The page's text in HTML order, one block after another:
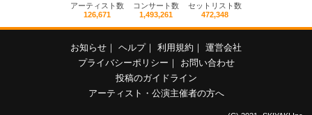
アーティスト数
126,671
コンサート数
1,493,261
セットリスト数
472,348
お知らせ ｜ ヘルプ｜ 利用規約 ｜ 運営会社
プライバシーポリシー ｜
お問い合わせ
投稿のガイドライン
アーティスト・公演主催者の方へ